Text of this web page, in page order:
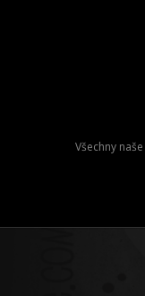
Všechny